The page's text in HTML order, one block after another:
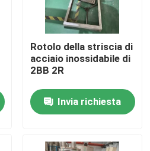
Rotolo della striscia di
acciaio inossidabile di
2BB 2R
Invia richiesta